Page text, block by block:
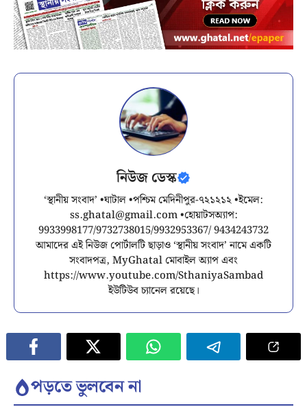
নিউজ ডেস্ক
‘স্থানীয় সংবাদ’ •ঘাটাল •পশ্চিম মেদিনীপুর-৭২১২১২ •ইমেল:
ss.ghatal@gmail.com•হোয়াটসঅ্যাপ:
9933998177/9732738015/9932953367/ 9434243732
আমাদের এই নিউজ পোর্টালটি ছাড়াও ‘স্থানীয় সংবাদ’ নামে একটি
সংবাদপত্র, MyGhatal মোবাইল অ্যাপ এবং
https://www.youtube.com/SthaniyaSambad
ইউটিউব চ্যানেল রয়েছে।
পড়তে ভুলবেন না